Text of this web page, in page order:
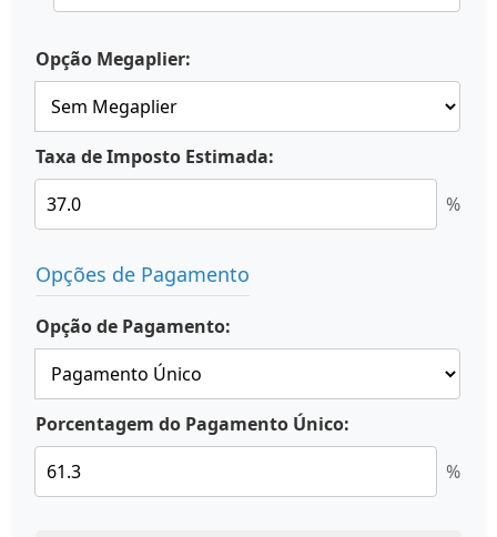
Opção Megaplier:
Taxa de Imposto Estimada:
%
Opções de Pagamento
Opção de Pagamento:
Porcentagem do Pagamento Único:
%